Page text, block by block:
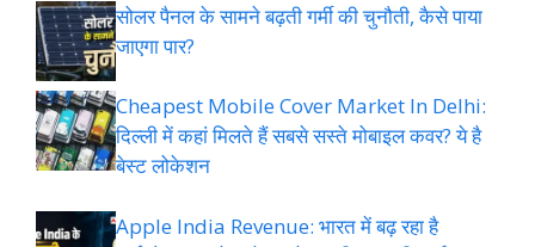
सोलर पैनल के सामने बढ़ती गर्मी की चुनौती, कैसे पाया
जाएगा पार?
Cheapest Mobile Cover Market In Delhi:
दिल्ली में कहां मिलते हैं सबसे सस्ते मोबाइल कवर? ये है
बेस्ट लोकेशन
Apple India Revenue: भारत में बढ़ रहा है